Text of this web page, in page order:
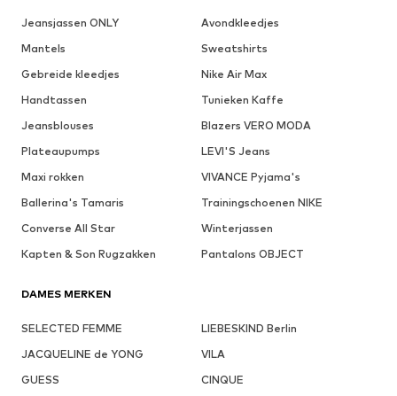
Jeansjassen ONLY
Avondkleedjes
Mantels
Sweatshirts
Gebreide kleedjes
Nike Air Max
Handtassen
Tunieken Kaffe
Jeansblouses
Blazers VERO MODA
Plateaupumps
LEVI'S Jeans
Maxi rokken
VIVANCE Pyjama's
Ballerina's Tamaris
Trainingschoenen NIKE
Converse All Star
Winterjassen
Kapten & Son Rugzakken
Pantalons OBJECT
DAMES MERKEN
SELECTED FEMME
LIEBESKIND Berlin
JACQUELINE de YONG
VILA
GUESS
CINQUE